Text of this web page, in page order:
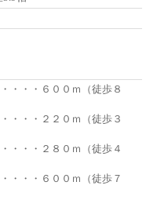
・・・６００ｍ（徒歩８
・・・２２０ｍ（徒歩３
・・・２８０ｍ（徒歩４
・・・６００ｍ（徒歩７